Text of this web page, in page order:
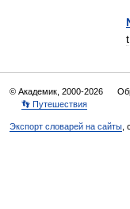
© Академик, 2000-2026
👣 Путешествия
Экспорт словарей на сайты